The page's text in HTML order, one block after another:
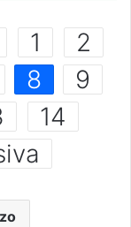
1
2
8
9
14